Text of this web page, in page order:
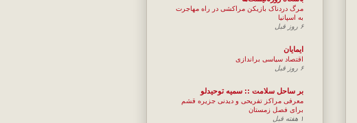
مرگ دردناک بازیکن مراکشی در راه مهاجرت
به اسپانیا
۶ روز قبل
ایمایان
اقتصاد سیاسی براندازی
۶ روز قبل
بر ساحل سلامت :: سمیه توحیدلو
معرفی مراکز تفریحی و دیدنی جزیره قشم
برای فصل زمستان
۱ هفته قبل